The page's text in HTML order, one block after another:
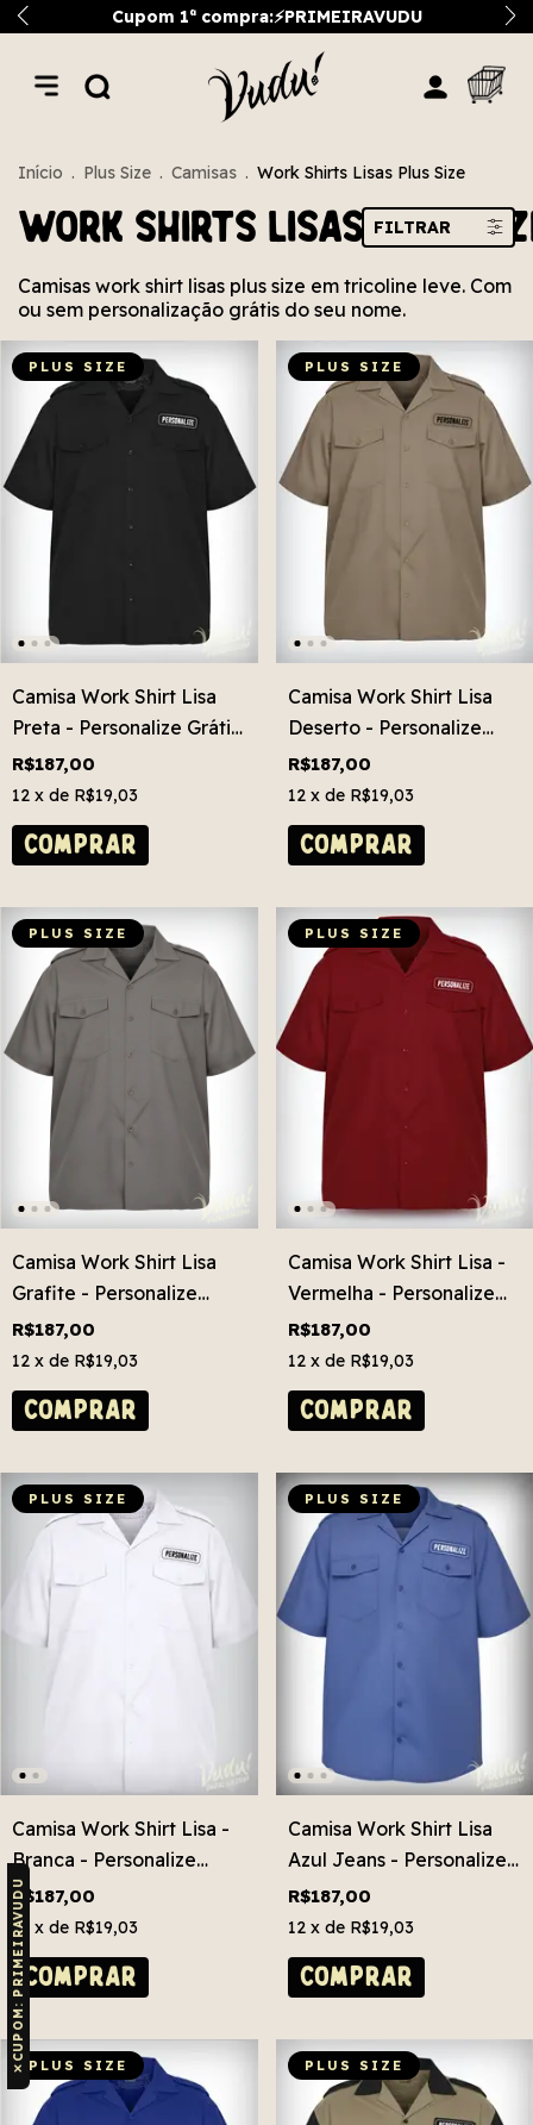
Cupom 1ª compra:⚡PRIMEIRAVUDU
Início . Plus Size . Camisas . Work Shirts Lisas Plus Size
Work Shirts Lisas Plus
FILTRAR
Camisas work shirt lisas plus size em tricoline leve. Com
ou sem personalização grátis do seu nome.
PLUS SIZE
Camisa Work Shirt Lisa
Preta - Personalize Grátis!
Plus Size
R$187,00
12 x de R$19,03
COMPRAR
PLUS SIZE
Camisa Work Shirt Lisa
Deserto - Personalize
Grátis! Plus Size
R$187,00
12 x de R$19,03
COMPRAR
PLUS SIZE
Camisa Work Shirt Lisa
Grafite - Personalize
Grátis! Plus Size
R$187,00
12 x de R$19,03
COMPRAR
PLUS SIZE
Camisa Work Shirt Lisa -
Vermelha - Personalize
Grátis! Plus Size
R$187,00
12 x de R$19,03
COMPRAR
PLUS SIZE
Camisa Work Shirt Lisa -
Branca - Personalize
Grátis! Plus Size
R$187,00
12 x de R$19,03
COMPRAR
PLUS SIZE
Camisa Work Shirt Lisa
Azul Jeans - Personalize
Grátis! Plus Size
R$187,00
12 x de R$19,03
COMPRAR
PLUS SIZE PLUS SIZE
✕
CUPOM: PRIMEIRAVUDU